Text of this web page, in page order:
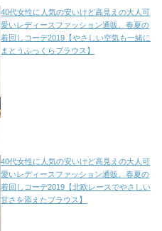
40代女性に人気の安いけど高見えの大人可
愛いレディースファッション通販。春夏の
着回しコーデ2019【やさしい空気も一緒に
まとうふっくらブラウス】
40代女性に人気の安いけど高見えの大人可
愛いレディースファッション通販。春夏の
着回しコーデ2019【北欧レースでやさしい
甘さを添えたブラウス】